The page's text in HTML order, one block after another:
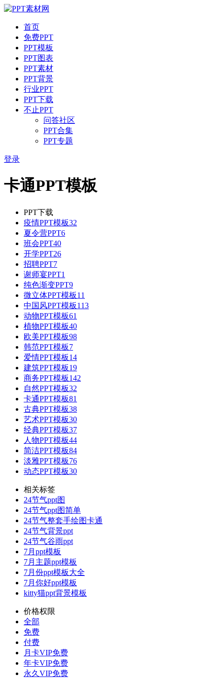
首页
免费PPT
PPT模板
PPT图表
PPT素材
PPT背景
行业PPT
PPT下载
不止PPT
问答社区
PPT合集
PPT专题
登录
卡通PPT模板
PPT下载
疫情PPT模板32
夏令营PPT6
班会PPT40
开学PPT26
招聘PPT7
谢师宴PPT1
纯色渐变PPT9
微立体PPT模板11
中国风PPT模板113
动物PPT模板61
植物PPT模板40
欧美PPT模板98
韩范PPT模板7
爱情PPT模板14
建筑PPT模板19
商务PPT模板142
自然PPT模板32
卡通PPT模板81
古典PPT模板38
艺术PPT模板30
经典PPT模板37
人物PPT模板44
简洁PPT模板84
淡雅PPT模板76
动态PPT模板30
相关标签
24节气ppt图
24节气ppt图简单
24节气整套手绘图卡通
24节气背景ppt
24节气谷雨ppt
7月ppt模板
7月主题ppt模板
7月份ppt模板大全
7月你好ppt模板
kitty猫ppt背景模板
价格权限
全部
免费
付费
月卡VIP免费
年卡VIP免费
永久VIP免费